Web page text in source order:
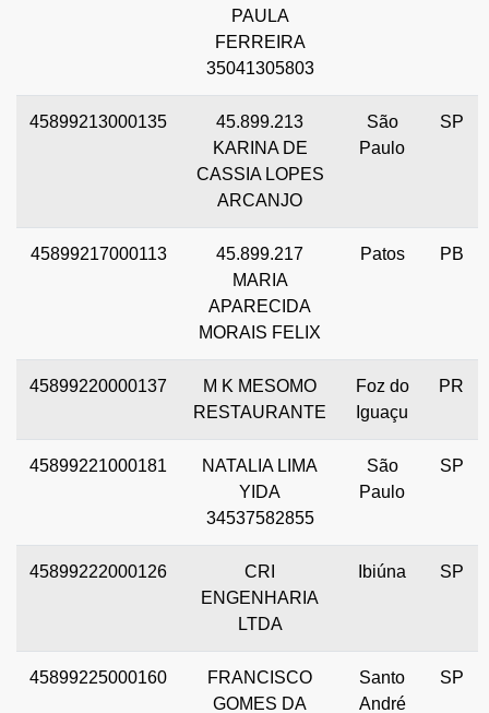
PAULA
FERREIRA
35041305803
45899213000135
45.899.213
KARINA DE
CASSIA LOPES
ARCANJO
São
Paulo
SP
45899217000113
45.899.217
MARIA
APARECIDA
MORAIS FELIX
Patos PB
45899220000137
M K MESOMO
RESTAURANTE
Foz do
Iguaçu
PR
45899221000181
NATALIA LIMA
YIDA
34537582855
São
Paulo
SP
45899222000126
CRI
ENGENHARIA
LTDA
Ibiúna SP
45899225000160
FRANCISCO
GOMES DA
Santo
André
SP